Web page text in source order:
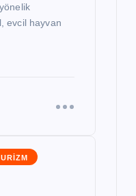
evcil hayvan